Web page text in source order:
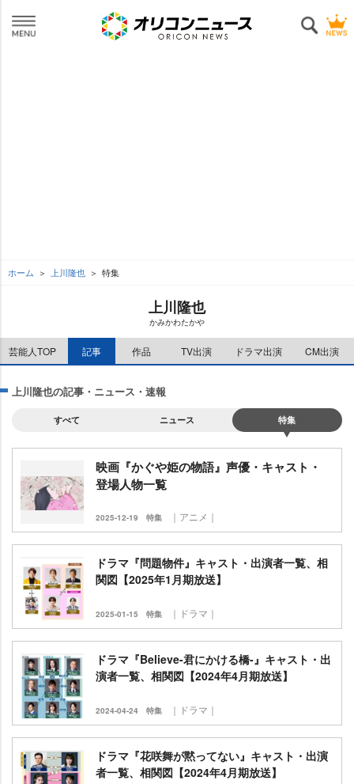
ホーム 上川隆也 特集
上川隆也
かみかわたか
芸能人TOP 記事 作品 TV出演 ドラマ出演 CM出演
上川隆也の記事・ニュース・速報
すべて ニュース 特集
映画『かぐや姫の物語』声優・キャスト・
登場人物一覧
2025-12-19 特集 ｜アニメ｜
ドラマ『問題物件』キャスト・出演者一覧、相
関図【2025年1月期放送】
2025-01-15 特集 ｜ドラマ｜
ドラマ『Believe-君にかける橋-』キャスト・出
演者一覧、相関図【2024年4月期放送】
2024-04-24 特集 ｜ドラマ｜
ドラマ『花咲舞が黙ってない』キャスト・出演
者一覧、相関図【2024年4月期放送】